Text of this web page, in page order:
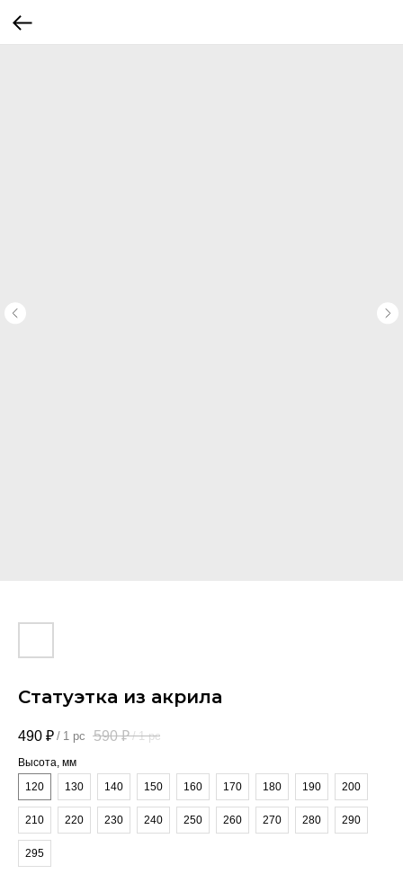
Статуэтка из акрила
490 ₽ / 1 pc 590 ₽ / 1 pc
Высота, мм
120
130 140 150 160 170 180 190 200
210 220 230 240 250 260 270 280 290
295